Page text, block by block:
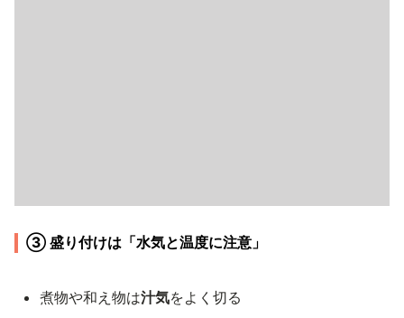
③ 盛り付けは「水気と温度に注意」
煮物や和え物は汁気をよく切る